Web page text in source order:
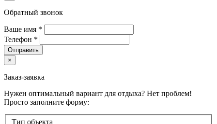
Обратный звонок
Ваше имя *
Телефон *
Отправить
×
Заказ-заявка
Нужен оптимальный вариант для отдыха? Нет проблем!
Просто заполните форму:
Тип объекта